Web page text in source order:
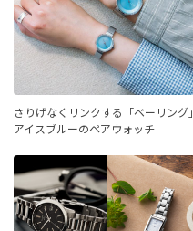
さりげなくリンクする「ベーリング」
アイスブルーのペアウォッチ